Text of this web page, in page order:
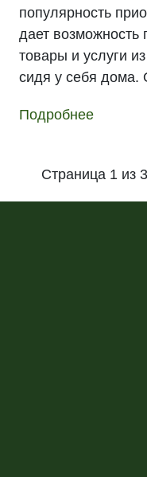
популярность
дает возможность
товары и услуги
сидя у себя дома.
Подробнее
Страница 1 из 3